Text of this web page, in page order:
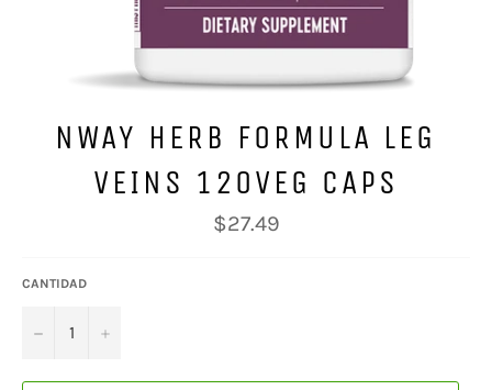
NWAY HERB FORMULA LEG
VEINS 120VEG CAPS
Precio
habitual
$27.49
CANTIDAD
− +